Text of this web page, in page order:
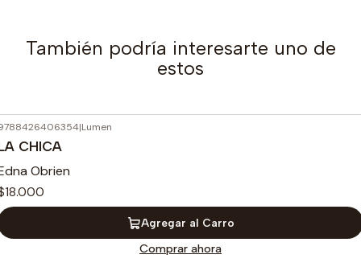
También podría interesarte uno de
estos
|Lumen
CHICA
Obrien
Agregar al Carro
Comprar ahora